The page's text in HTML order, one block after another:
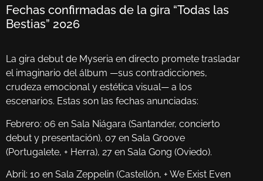
Fechas confirmadas de la gira “Todas las
Bestias” 2026
La gira debut de Myseria en directo promete trasladar
el imaginario del álbum —sus contradicciones,
crudeza emocional y estética visual— a los
escenarios. Estas son las fechas anunciadas:
Febrero: 06 en Sala Niágara (Santander, concierto
debut y presentación), 07 en Sala Groove
(Portugalete, + Herra), 27 en Sala Gong (Oviedo).
Abril: 10 en Sala Zeppelin (Castellón, + We Exist Even